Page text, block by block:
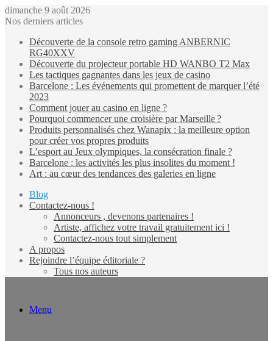
dimanche 9 août 2026
Nos derniers articles
Découverte de la console retro gaming ANBERNIC
RG40XXV
Découverte du projecteur portable HD WANBO T2 Max
Les tactiques gagnantes dans les jeux de casino
Barcelone : Les événements qui promettent de marquer l’été
2023
Comment jouer au casino en ligne ?
Pourquoi commencer une croisière par Marseille ?
Produits personnalisés chez Wanapix : la meilleure option
pour créer vos propres produits
L’esport au Jeux olympiques, la consécration finale ?
Barcelone : les activités les plus insolites du moment !
Art : au cœur des tendances des galeries en ligne
Blog
Contactez-nous !
Annonceurs , devenons partenaires !
Artiste, affichez votre travail gratuitement ici !
Contactez-nous tout simplement
A propos
Rejoindre l’équipe éditoriale ?
Tous nos auteurs
Menu